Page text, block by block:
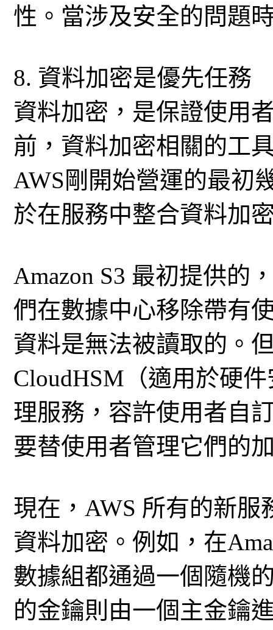
性。當涉及安全的問題
8. 資料加密是優先任務
資料加密，是保證使用
前，資料加密相關的工
AWS剛開始營運的最初
於在服務中整合資料加
Amazon S3 最初提供的
們在數據中心移除帶有
資料是無法被讀取的。
CloudHSM（適用於硬
理服務，容許使用者自
要替使用者管理它們的
現在，AWS 所有的新
資料加密。例如，在
數據組都通過一個隨機
的金鑰則由一個主金鑰